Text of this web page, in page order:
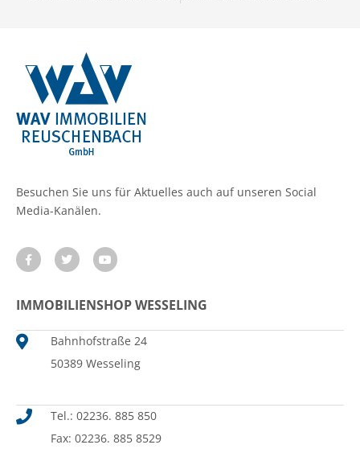
Besuchen Sie uns für Aktuelles auch auf unseren Social
Media-Kanälen.
IMMOBILIENSHOP WESSELING
Bahnhofstraße 24
50389 Wesseling
Tel.: 02236. 885 850
Fax: 02236. 885 8529